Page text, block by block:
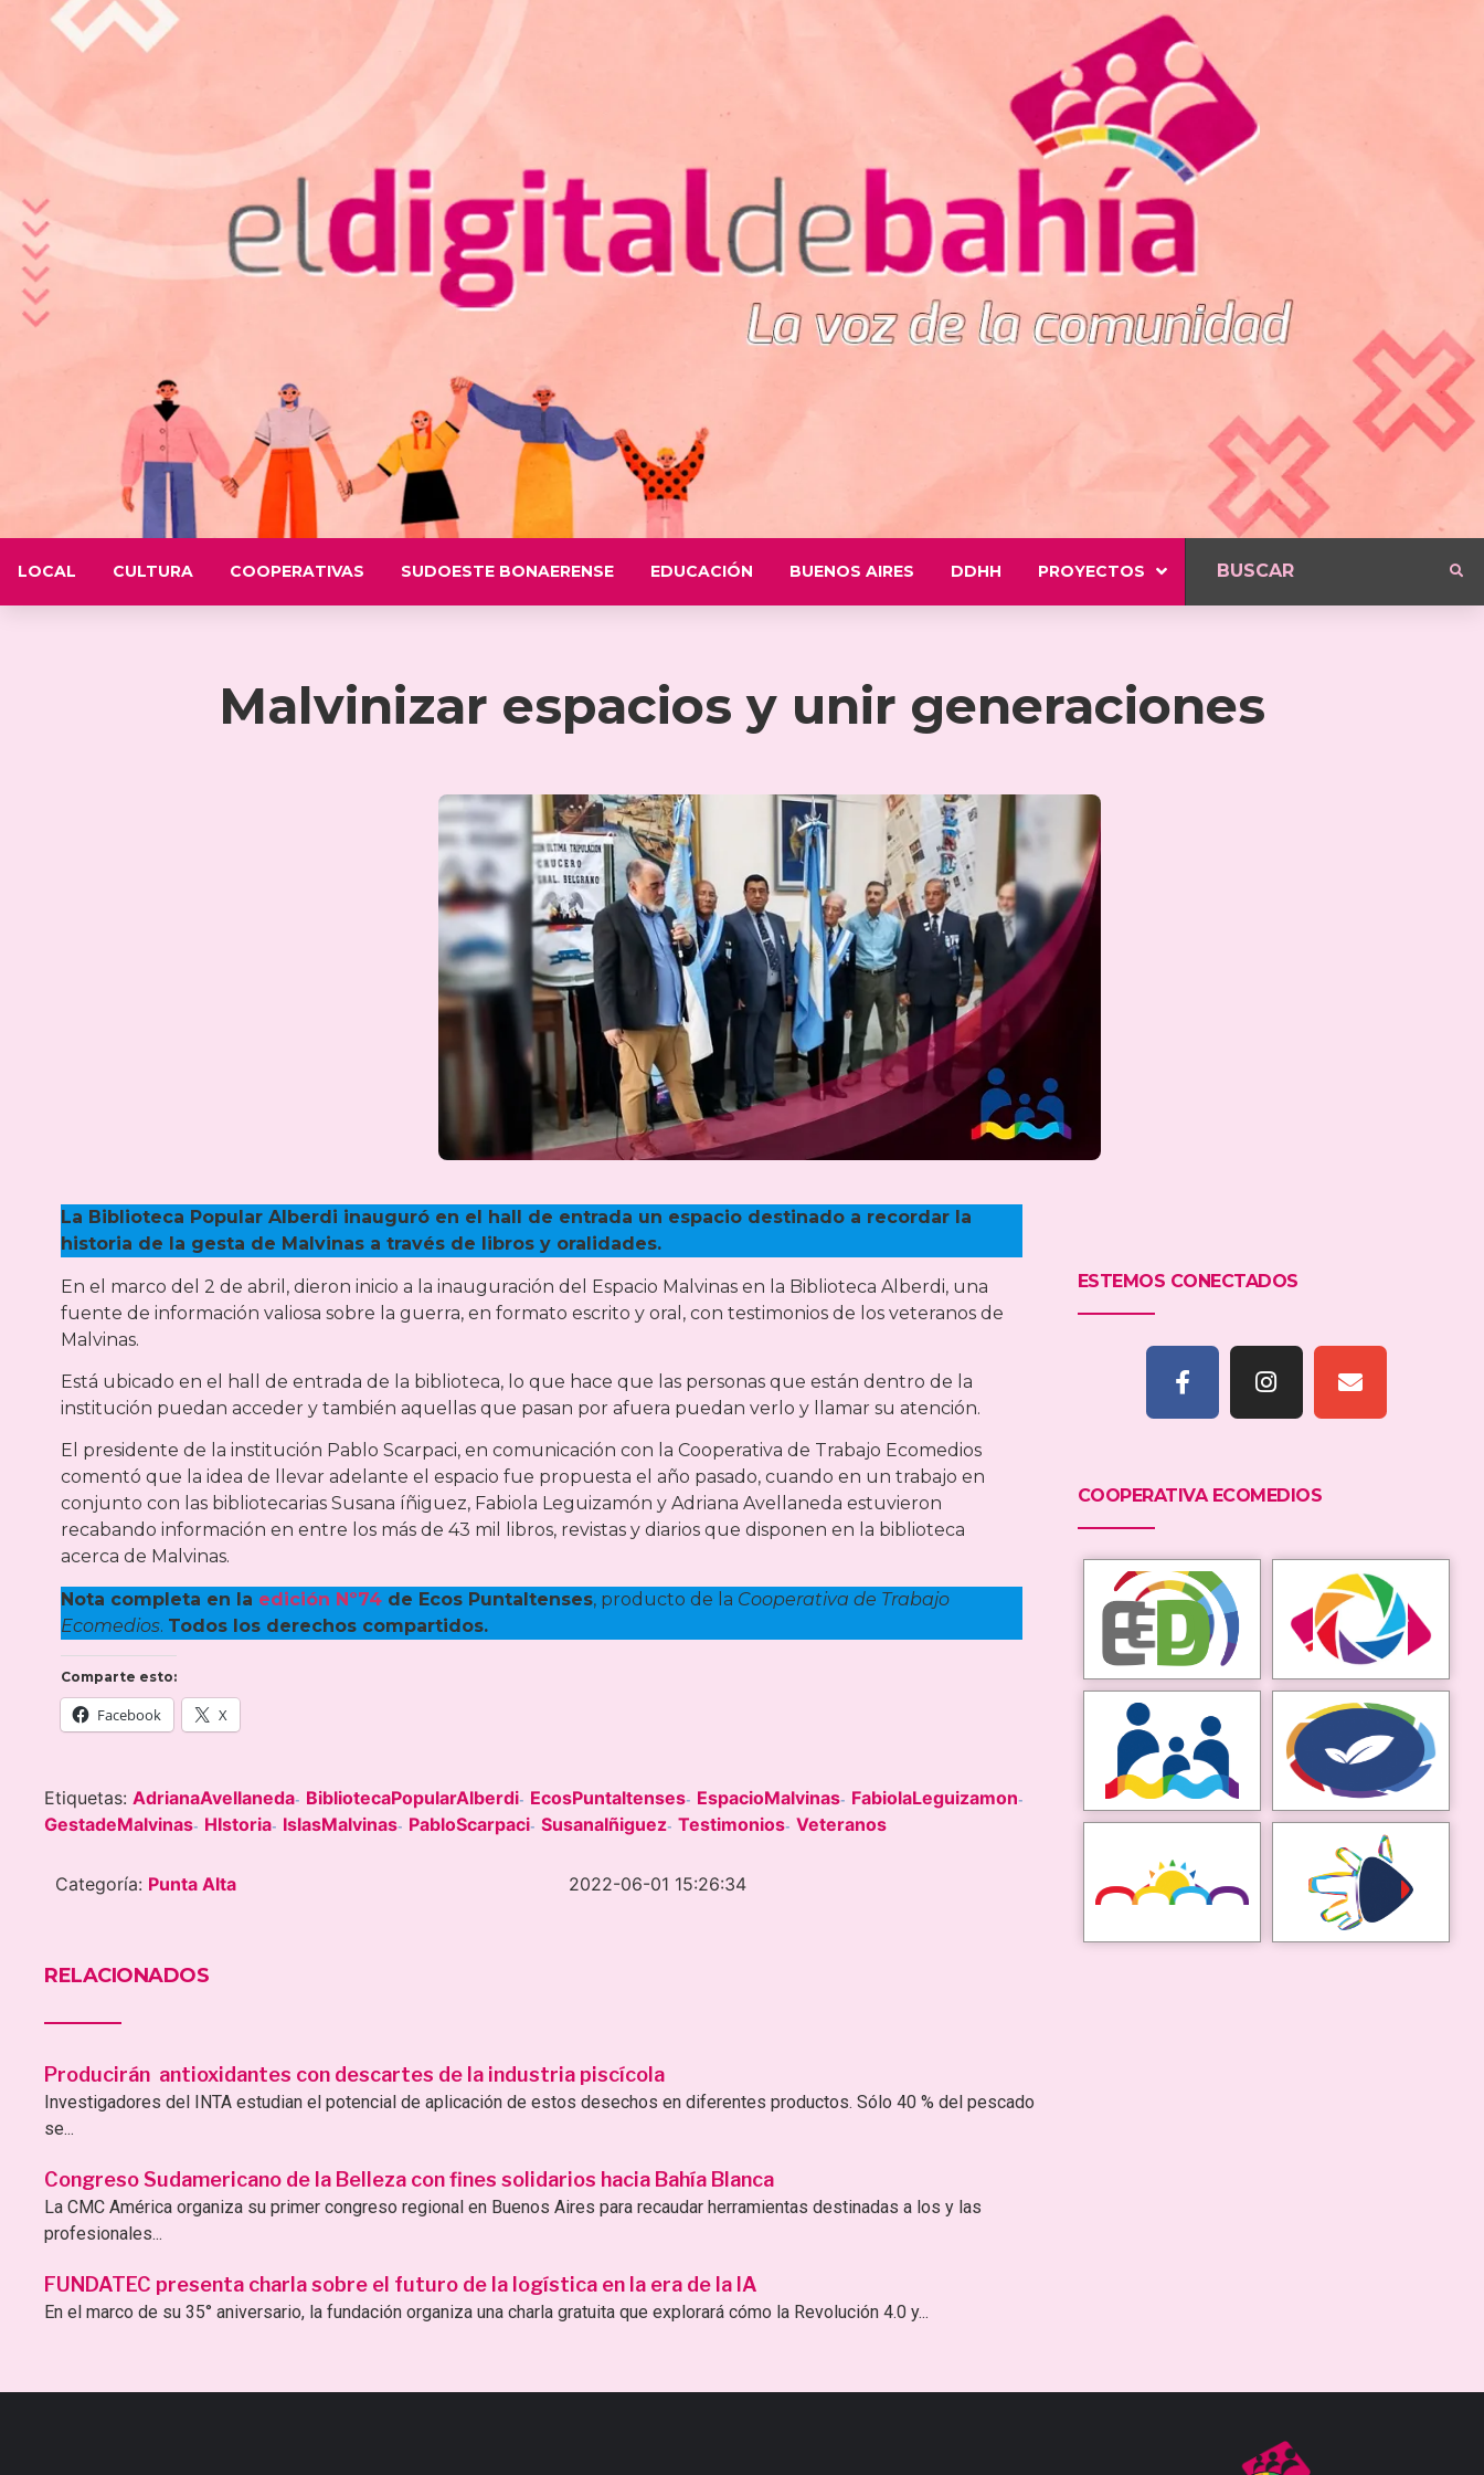
LOCAL CULTURA COOPERATIVAS SUDOESTE BONAERENSE EDUCACIÓN BUENOS AIRES DDHH PROYECTOS
Malvinizar espacios y unir generaciones
La Biblioteca Popular Alberdi inauguró en el hall de entrada un espacio destinado a recordar la
historia de la gesta de Malvinas a través de libros y oralidades.
En el marco del 2 de abril, dieron inicio a la inauguración del Espacio Malvinas en la Biblioteca Alberdi, una
fuente de información valiosa sobre la guerra, en formato escrito y oral, con testimonios de los veteranos de
Malvinas.
Está ubicado en el hall de entrada de la biblioteca, lo que hace que las personas que están dentro de la
institución puedan acceder y también aquellas que pasan por afuera puedan verlo y llamar su atención.
El presidente de la institución Pablo Scarpaci, en comunicación con la Cooperativa de Trabajo Ecomedios
comentó que la idea de llevar adelante el espacio fue propuesta el año pasado, cuando en un trabajo en
conjunto con las bibliotecarias Susana íñiguez, Fabiola Leguizamón y Adriana Avellaneda estuvieron
recabando información en entre los más de 43 mil libros, revistas y diarios que disponen en la biblioteca
acerca de Malvinas.
Nota completa en la edición Nº74 de Ecos Puntaltenses, producto de la Cooperativa de Trabajo
Ecomedios. Todos los derechos compartidos.
Comparte esto:
Facebook X
Etiquetas: AdrianaAvellaneda- BibliotecaPopularAlberdi- EcosPuntaltenses- EspacioMalvinas- FabiolaLeguizamon-
GestadeMalvinas- HIstoria- IslasMalvinas- PabloScarpaci- SusanaIñiguez- Testimonios- Veteranos
Categoría: Punta Alta 2022-06-01 15:26:34
RELACIONADOS
Producirán antioxidantes con descartes de la industria piscícola
Investigadores del INTA estudian el potencial de aplicación de estos desechos en diferentes productos. Sólo 40 % del pescado
se...
Congreso Sudamericano de la Belleza con fines solidarios hacia Bahía Blanca
La CMC América organiza su primer congreso regional en Buenos Aires para recaudar herramientas destinadas a los y las
profesionales...
FUNDATEC presenta charla sobre el futuro de la logística en la era de la IA
En el marco de su 35° aniversario, la fundación organiza una charla gratuita que explorará cómo la Revolución 4.0 y...
ESTEMOS CONECTADOS
COOPERATIVA ECOMEDIOS